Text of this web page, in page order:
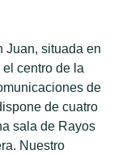
Juan, situada en
centro de la
de
de cuatro
sala de Rayos
Nuestro